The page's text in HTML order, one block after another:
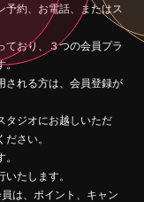
予約、お電話、またはス
ており、３つの会員プラ
。
される方は、会員登録が
タジオにお越しいただ
さい。
たします。
は、ポイント、キャン